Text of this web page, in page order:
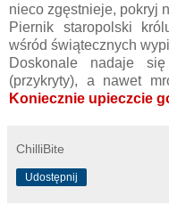
nieco zgęstnieje, pokryj
Piernik staropolski
wśród świątecznych
Doskonale nadaje
(przykryty), a nawet
Koniecznie upieczcie
ChilliBite
Udostępnij